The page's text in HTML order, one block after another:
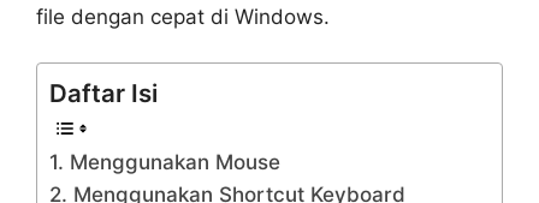
file dengan cepat di Windows.
Daftar Isi
1. Menggunakan Mouse
2. Menggunakan Shortcut Keyboard